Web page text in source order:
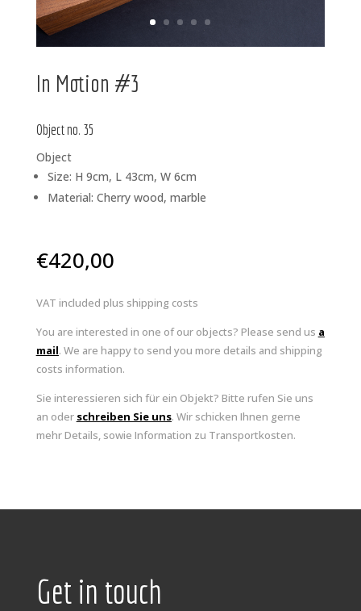
In Motion #3
Object no. 35
Object
Size: H 9cm, L 43cm, W 6cm
Material: Cherry wood, marble
€420,00
VAT included plus shipping costs
You are interested in one of our objects? Please send us a
mail. We are happy to send you more details and shipping
costs information.
Sie interessieren sich für ein Objekt? Bitte rufen Sie uns
an oder schreiben Sie uns. Wir schicken Ihnen gerne
mehr Details, sowie Information zu Transportkosten.
Get in touch